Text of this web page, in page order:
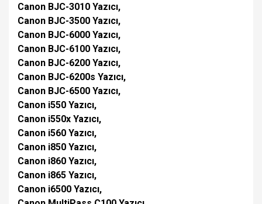
Canon BJC-3010 Yazıcı,
Canon BJC-3500 Yazıcı,
Canon BJC-6000 Yazıcı,
Canon BJC-6100 Yazıcı,
Canon BJC-6200 Yazıcı,
Canon BJC-6200s Yazıcı,
Canon BJC-6500 Yazıcı,
Canon i550 Yazıcı,
Canon i550x Yazıcı,
Canon i560 Yazıcı,
Canon i850 Yazıcı,
Canon i860 Yazıcı,
Canon i865 Yazıcı,
Canon i6500 Yazıcı,